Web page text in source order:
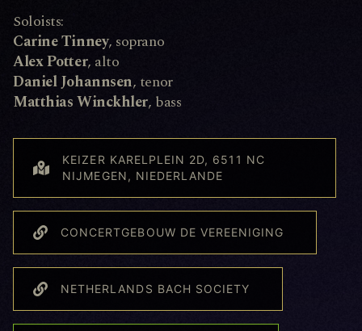
Soloists:
Carine Tinney, soprano
Alex Potter, alto
Daniel Johannsen, tenor
Matthias Winckhler, bass
KEIZER KARELPLEIN 2D, 6511 NC
NIJMEGEN, NIEDERLANDE
CONCERTGEBOUW DE VEREENIGING
NETHERLANDS BACH SOCIETY